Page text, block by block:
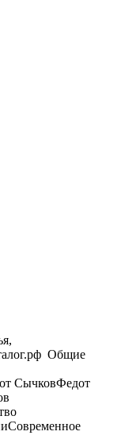
Общие
Федот
Современное